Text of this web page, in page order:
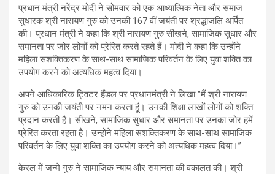
प्रधान मंत्री नरेंद्र मोदी ने सोमवार को एक आध्यात्मिक नेता और समाज
सुधारक श्री नारायण गुरु को उनकी 167 वीं जयंती पर श्रद्धांजलि अर्पित
की। प्रधान मंत्री ने कहा कि श्री नारायण गुरु सीखने, सामाजिक सुधार और
समानता पर जोर लोगों को प्रेरित करते रहते हैं। मोदी ने कहा कि उन्होंने
महिला सशक्तिकरण के साथ-साथ सामाजिक परिवर्तन के लिए युवा शक्ति का
उपयोग करने को अत्यधिक महत्व दिया।
अपने आधिकारिक ट्विटर हैंडल पर प्रधानमंत्री ने लिखा ”मैं श्री नारायण
गुरु को उनकी जयंती पर नमन करता हूं। उनकी शिक्षा लाखों लोगों को शक्ति
प्रदान करती है। सीखने, सामाजिक सुधार और समानता पर उनका जोर हमें
प्रेरित करता रहता है। उन्होंने महिला सशक्तिकरण के साथ-साथ सामाजिक
परिवर्तन के लिए युवा शक्ति का उपयोग करने को अत्यधिक महत्व दिया।”
केरल में जन्मे गुरु ने सामाजिक न्याय और समानता की वकालत की। श्री